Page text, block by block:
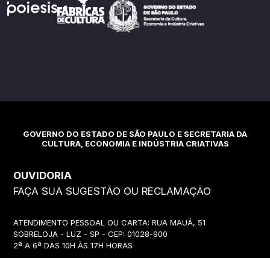
GOVERNO DO ESTADO DE SÃO PAULO E SECRETARIA DA
CULTURA, ECONOMIA E INDÚSTRIA CRIATIVAS
OUVIDORIA
FAÇA SUA SUGESTÃO OU RECLAMAÇÃO
ATENDIMENTO PESSOAL OU CARTA: RUA MAUÁ, 51
SOBRELOJA - LUZ - SP - CEP: 01028-900
2ª A 6ª DAS 10H ÀS 17H HORAS